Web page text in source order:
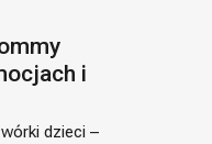
i
dzieci –